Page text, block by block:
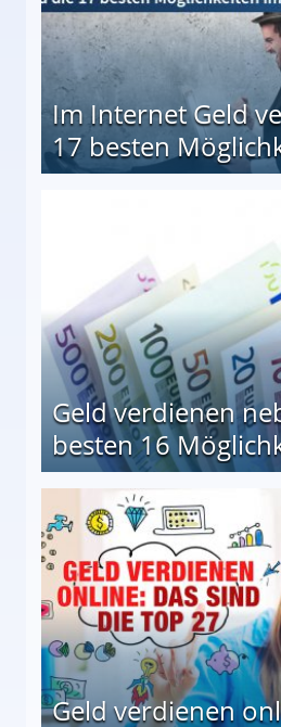
Im Internet Geld
17 besten
Geld verdienen
besten 16
Geld verdienen